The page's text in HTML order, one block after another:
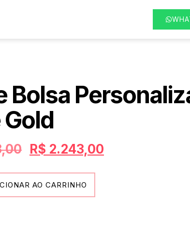
Bolsa
Gold
R$ 2.243,00
AO CARRINHO